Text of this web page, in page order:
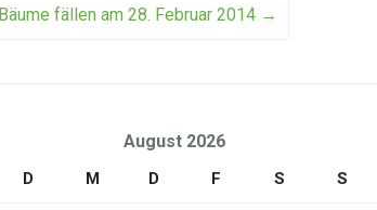
Bäume fällen am 28. Februar 2014 →
August 2026
D M D F S S